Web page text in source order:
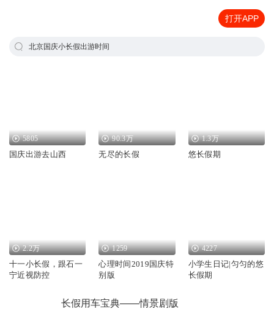
打开APP
北京国庆小长假出游时间
5805
国庆出游去山西
90.3万
无尽的长假
1.3万
悠长假期
2.2万
十一小长假，跟石一
宁近视防控
1259
心理时间2019国庆特
别版
4227
小学生日记|匀匀的悠
长假期
长假用车宝典——情景剧版